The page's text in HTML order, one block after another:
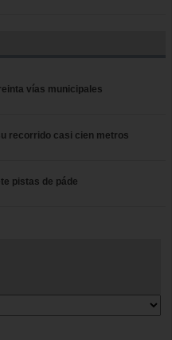
vías municipales
recorrido casi cien metros
pistas de páde